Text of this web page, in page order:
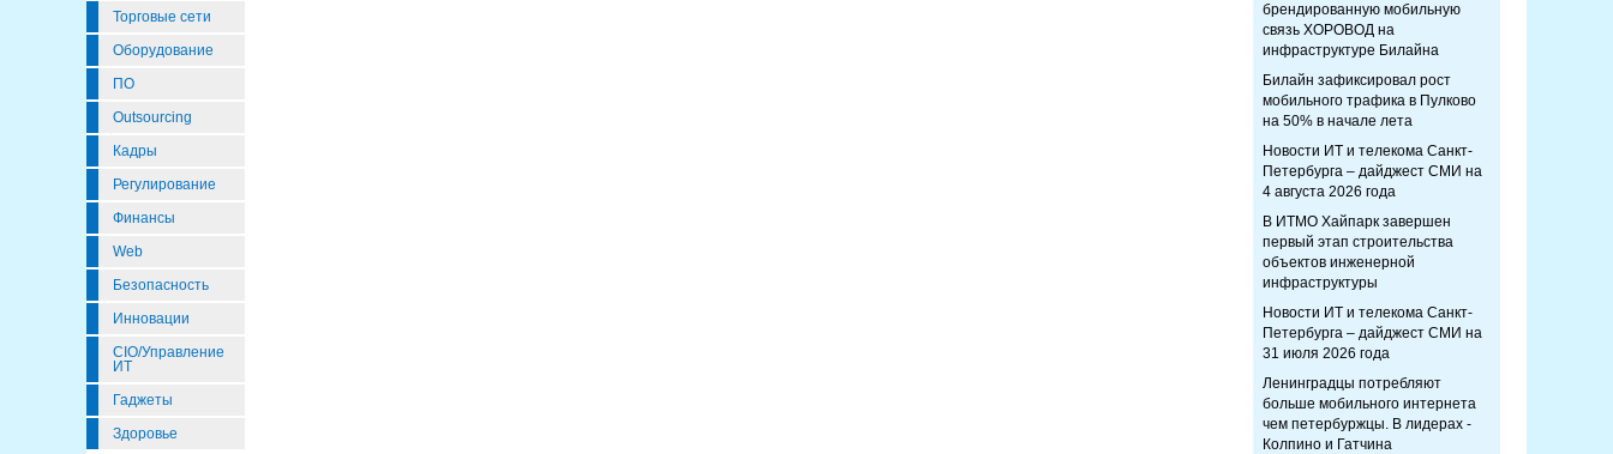
Торговые сети
Оборудование
ПО
Outsourcing
Кадры
Регулирование
Финансы
Web
Безопасность
Инновации
CIO/Управление
ИТ
Гаджеты
Здоровье
брендированную мобильную
связь ХОРОВОД на
инфраструктуре Билайна
Билайн зафиксировал рост
мобильного трафика в Пулково
на 50% в начале лета
Новости ИТ и телекома Санкт-
Петербурга – дайджест СМИ на
4 августа 2026 года
В ИТМО Хайпарк завершен
первый этап строительства
объектов инженерной
инфраструктуры
Новости ИТ и телекома Санкт-
Петербурга – дайджест СМИ на
31 июля 2026 года
Ленинградцы потребляют
больше мобильного интернета
чем петербуржцы. В лидерах -
Колпино и Гатчина